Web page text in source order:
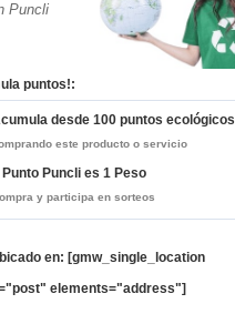
Puncli
puntos!:
desde 100 puntos ecológicos
este producto o servicio
Punto Puncli es 1 Peso
y participa en sorteos
en: [gmw_single_location
elements="address"]